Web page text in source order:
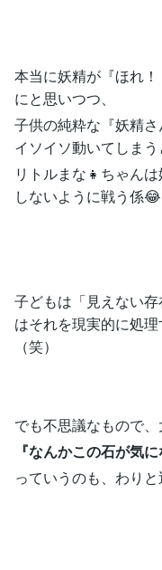
本当に妖精が『ほれ
にと思いつつ、
子供の純粋な『妖精
イソイソ動いてしま
リトルまな👧ちゃん
しないように戦う係😂
子どもは「見えない
はそれを現実的に処
（笑）
でも不思議なもので、
『なんかこの石が気に
っていうのも、わり